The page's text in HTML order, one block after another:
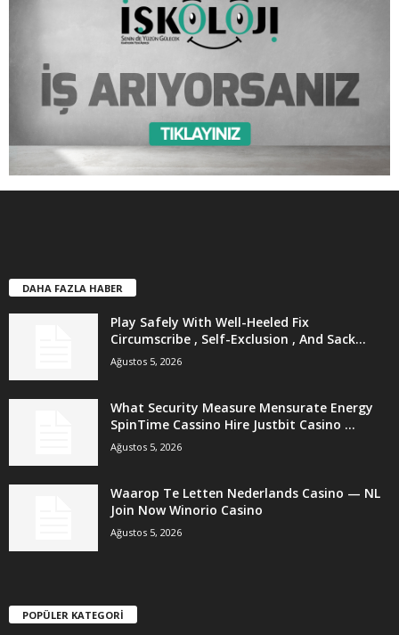
DAHA FAZLA HABER
Play Safely With Well-Heeled Fix
Circumscribe , Self-Exclusion , And Sack...
Ağustos 5, 2026
What Security Measure Mensurate Energy
SpinTime Cassino Hire Justbit Casino ...
Ağustos 5, 2026
Waarop Te Letten Nederlands Casino — NL
Join Now Winorio Casino
Ağustos 5, 2026
POPÜLER KATEGORİ